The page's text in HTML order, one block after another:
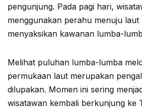
pengunjung. Pada pagi hari,
menggunakan perahu menuju
menyaksikan kawanan lumba-
Melihat puluhan lumba-lumba
permukaan laut merupakan
dilupakan. Momen ini sering
wisatawan kembali berkunjung ke